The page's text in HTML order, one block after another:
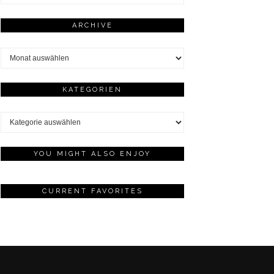
ARCHIVE
KATEGORIEN
YOU MIGHT ALSO ENJOY
CURRENT FAVORITES